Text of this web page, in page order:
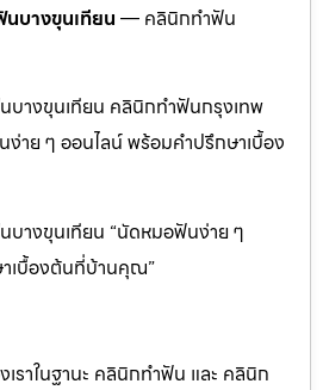
บางขุนเทียน — คลินิกทำฟัน
บางขุนเทียน คลินิกทำฟันกรุงเทพ
าย ๆ ออนไลน์ พร้อมคำปรึกษาเบื้อง
างขุนเทียน “นัดหมอฟันง่าย ๆ
เบื้องต้นที่บ้านคุณ”
ราในฐานะ คลินิกทำฟัน และ คลินิก